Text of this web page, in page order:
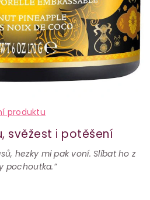
produktu
svěžest i potěšení
hezky mi pak voní. Slíbat ho z
pochoutka.”